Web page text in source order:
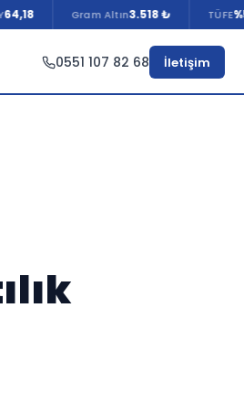
Gram Altın3.518 ₺ %58.51
0551 107 82 68 İletişim